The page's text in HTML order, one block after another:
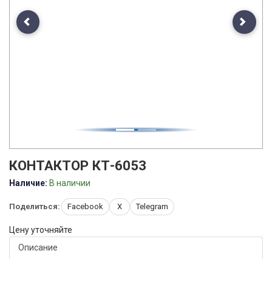
Previous Next
КОНТАКТОР КТ-6053
Наличие: В наличии
Поделиться: Facebook X Telegram
Цену уточняйте
Описание